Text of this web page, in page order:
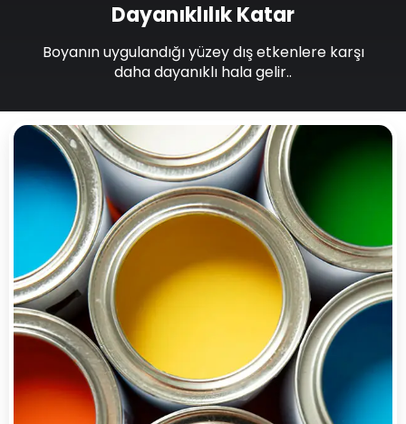
Dayanıklılık Katar
Boyanın uygulandığı yüzey dış etkenlere karşı
daha dayanıklı hala gelir..